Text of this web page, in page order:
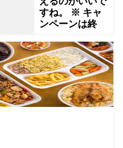
すね。 ※ キャ
ンペーンは終